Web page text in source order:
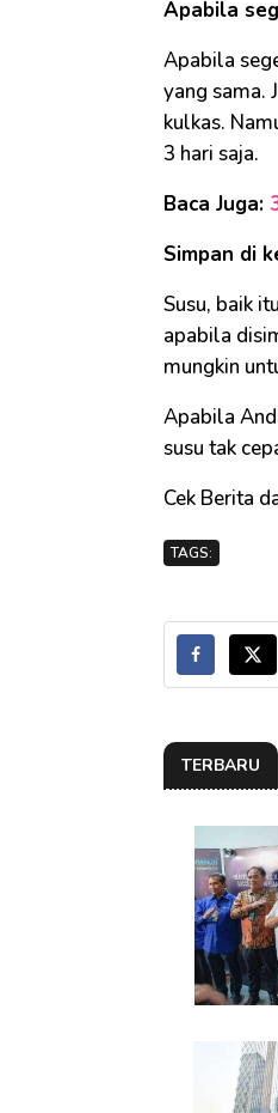
Apabila
Apabila
yang sama.
kulkas.
3 hari saja.
Baca Juga:
Simpan di
Susu, baik
apabila
mungkin
Apabila
susu tak
Cek Berita
TAGS:
TERBARU